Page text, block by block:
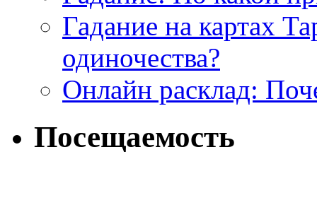
Гадание на картах
одиночества?
Онлайн расклад:
Посещаемость